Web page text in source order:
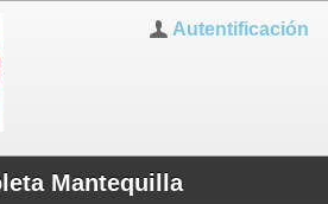
Autentificación
Mantequilla